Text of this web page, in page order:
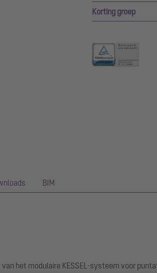
Korting groep
BIM
het modulaire KESSEL-systeem voor